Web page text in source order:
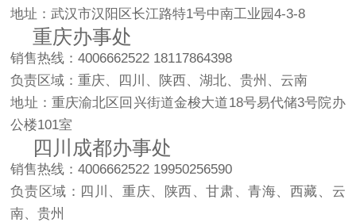
地址：武汉市汉阳区长江路特1号中南工业园4-3-8
重庆办事处
销售热线：4006662522 18117864398
负责区域：重庆、四川、陕西、湖北、贵州、云南
地址：重庆渝北区回兴街道金梭大道18号易代储3号院办
公楼101室
四川成都办事处
销售热线：4006662522 19950256590
负责区域：四川、重庆、陕西、甘肃、青海、西藏、云
南、贵州